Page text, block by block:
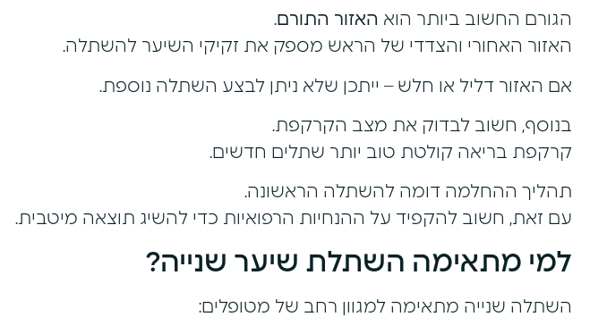
הגורם החשוב ביותר הוא האזור התורם.
האזור האחורי והצדדי של הראש מספק את זקיקי השיער להשתלה.
אם האזור דליל או חלש – ייתכן שלא ניתן לבצע השתלה נוספת.
בנוסף, חשוב לבדוק את מצב הקרקפת.
קרקפת בריאה קולטת טוב יותר שתלים חדשים.
תהליך ההחלמה דומה להשתלה הראשונה.
עם זאת, חשוב להקפיד על ההנחיות הרפואיות כדי להשיג תוצאה מיטבית.
למי מתאימה השתלת שיער שנייה?
השתלה שנייה מתאימה למגוון רחב של מטופלים: